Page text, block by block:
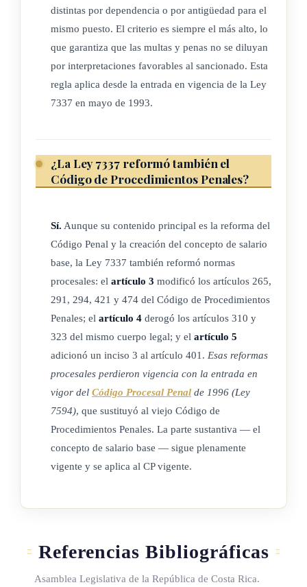
distintas por dependencia o por antigüedad para el
mismo puesto. El criterio es siempre el más alto, lo
que garantiza que las multas y penas no se diluyan
por interpretaciones favorables al sancionado. Esta
regla aplica desde la entrada en vigencia de la Ley
7337 en mayo de 1993.
¿La Ley 7337 reformó también el
Código de Procedimientos Penales?
Sí. Aunque su contenido principal es la reforma del
Código Penal y la creación del concepto de salario
base, la Ley 7337 también reformó normas
procesales: el artículo 3 modificó los artículos 265,
291, 294, 421 y 474 del Código de Procedimientos
Penales; el artículo 4 derogó los artículos 310 y
323 del mismo cuerpo legal; y el artículo 5
adicionó un inciso 3 al artículo 401. Esas reformas
procesales perdieron vigencia con la entrada en
vigor del Código Procesal Penal de 1996 (Ley
7594), que sustituyó al viejo Código de
Procedimientos Penales. La parte sustantiva — el
concepto de salario base — sigue plenamente
vigente y se aplica al CP vigente.
Referencias Bibliográficas
Asamblea Legislativa de la República de Costa Rica.